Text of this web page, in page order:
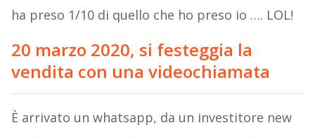
ha preso 1/10 di quello che ho preso io …. LOL!
20 marzo 2020, si festeggia la
vendita con una videochiamata
È arrivato un whatsapp, da un investitore new